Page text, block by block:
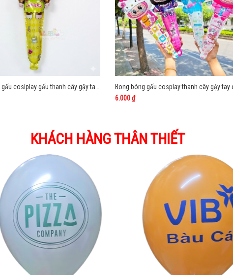
Bong bóng gấu coslplay gấu thanh cây gậy tay cầm dài
6.000 ₫
KHÁCH HÀNG THÂN THIẾT